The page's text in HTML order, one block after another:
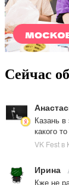
Сейчас
Казань
какого
VK Fest в
Ирина
Кже не